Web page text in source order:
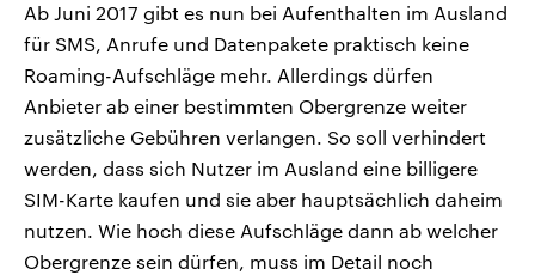
Ab Juni 2017 gibt es nun bei Aufenthalten im Ausland
für SMS, Anrufe und Datenpakete praktisch keine
Roaming-Aufschläge mehr. Allerdings dürfen
Anbieter ab einer bestimmten Obergrenze weiter
zusätzliche Gebühren verlangen. So soll verhindert
werden, dass sich Nutzer im Ausland eine billigere
SIM-Karte kaufen und sie aber hauptsächlich daheim
nutzen. Wie hoch diese Aufschläge dann ab welcher
Obergrenze sein dürfen, muss im Detail noch